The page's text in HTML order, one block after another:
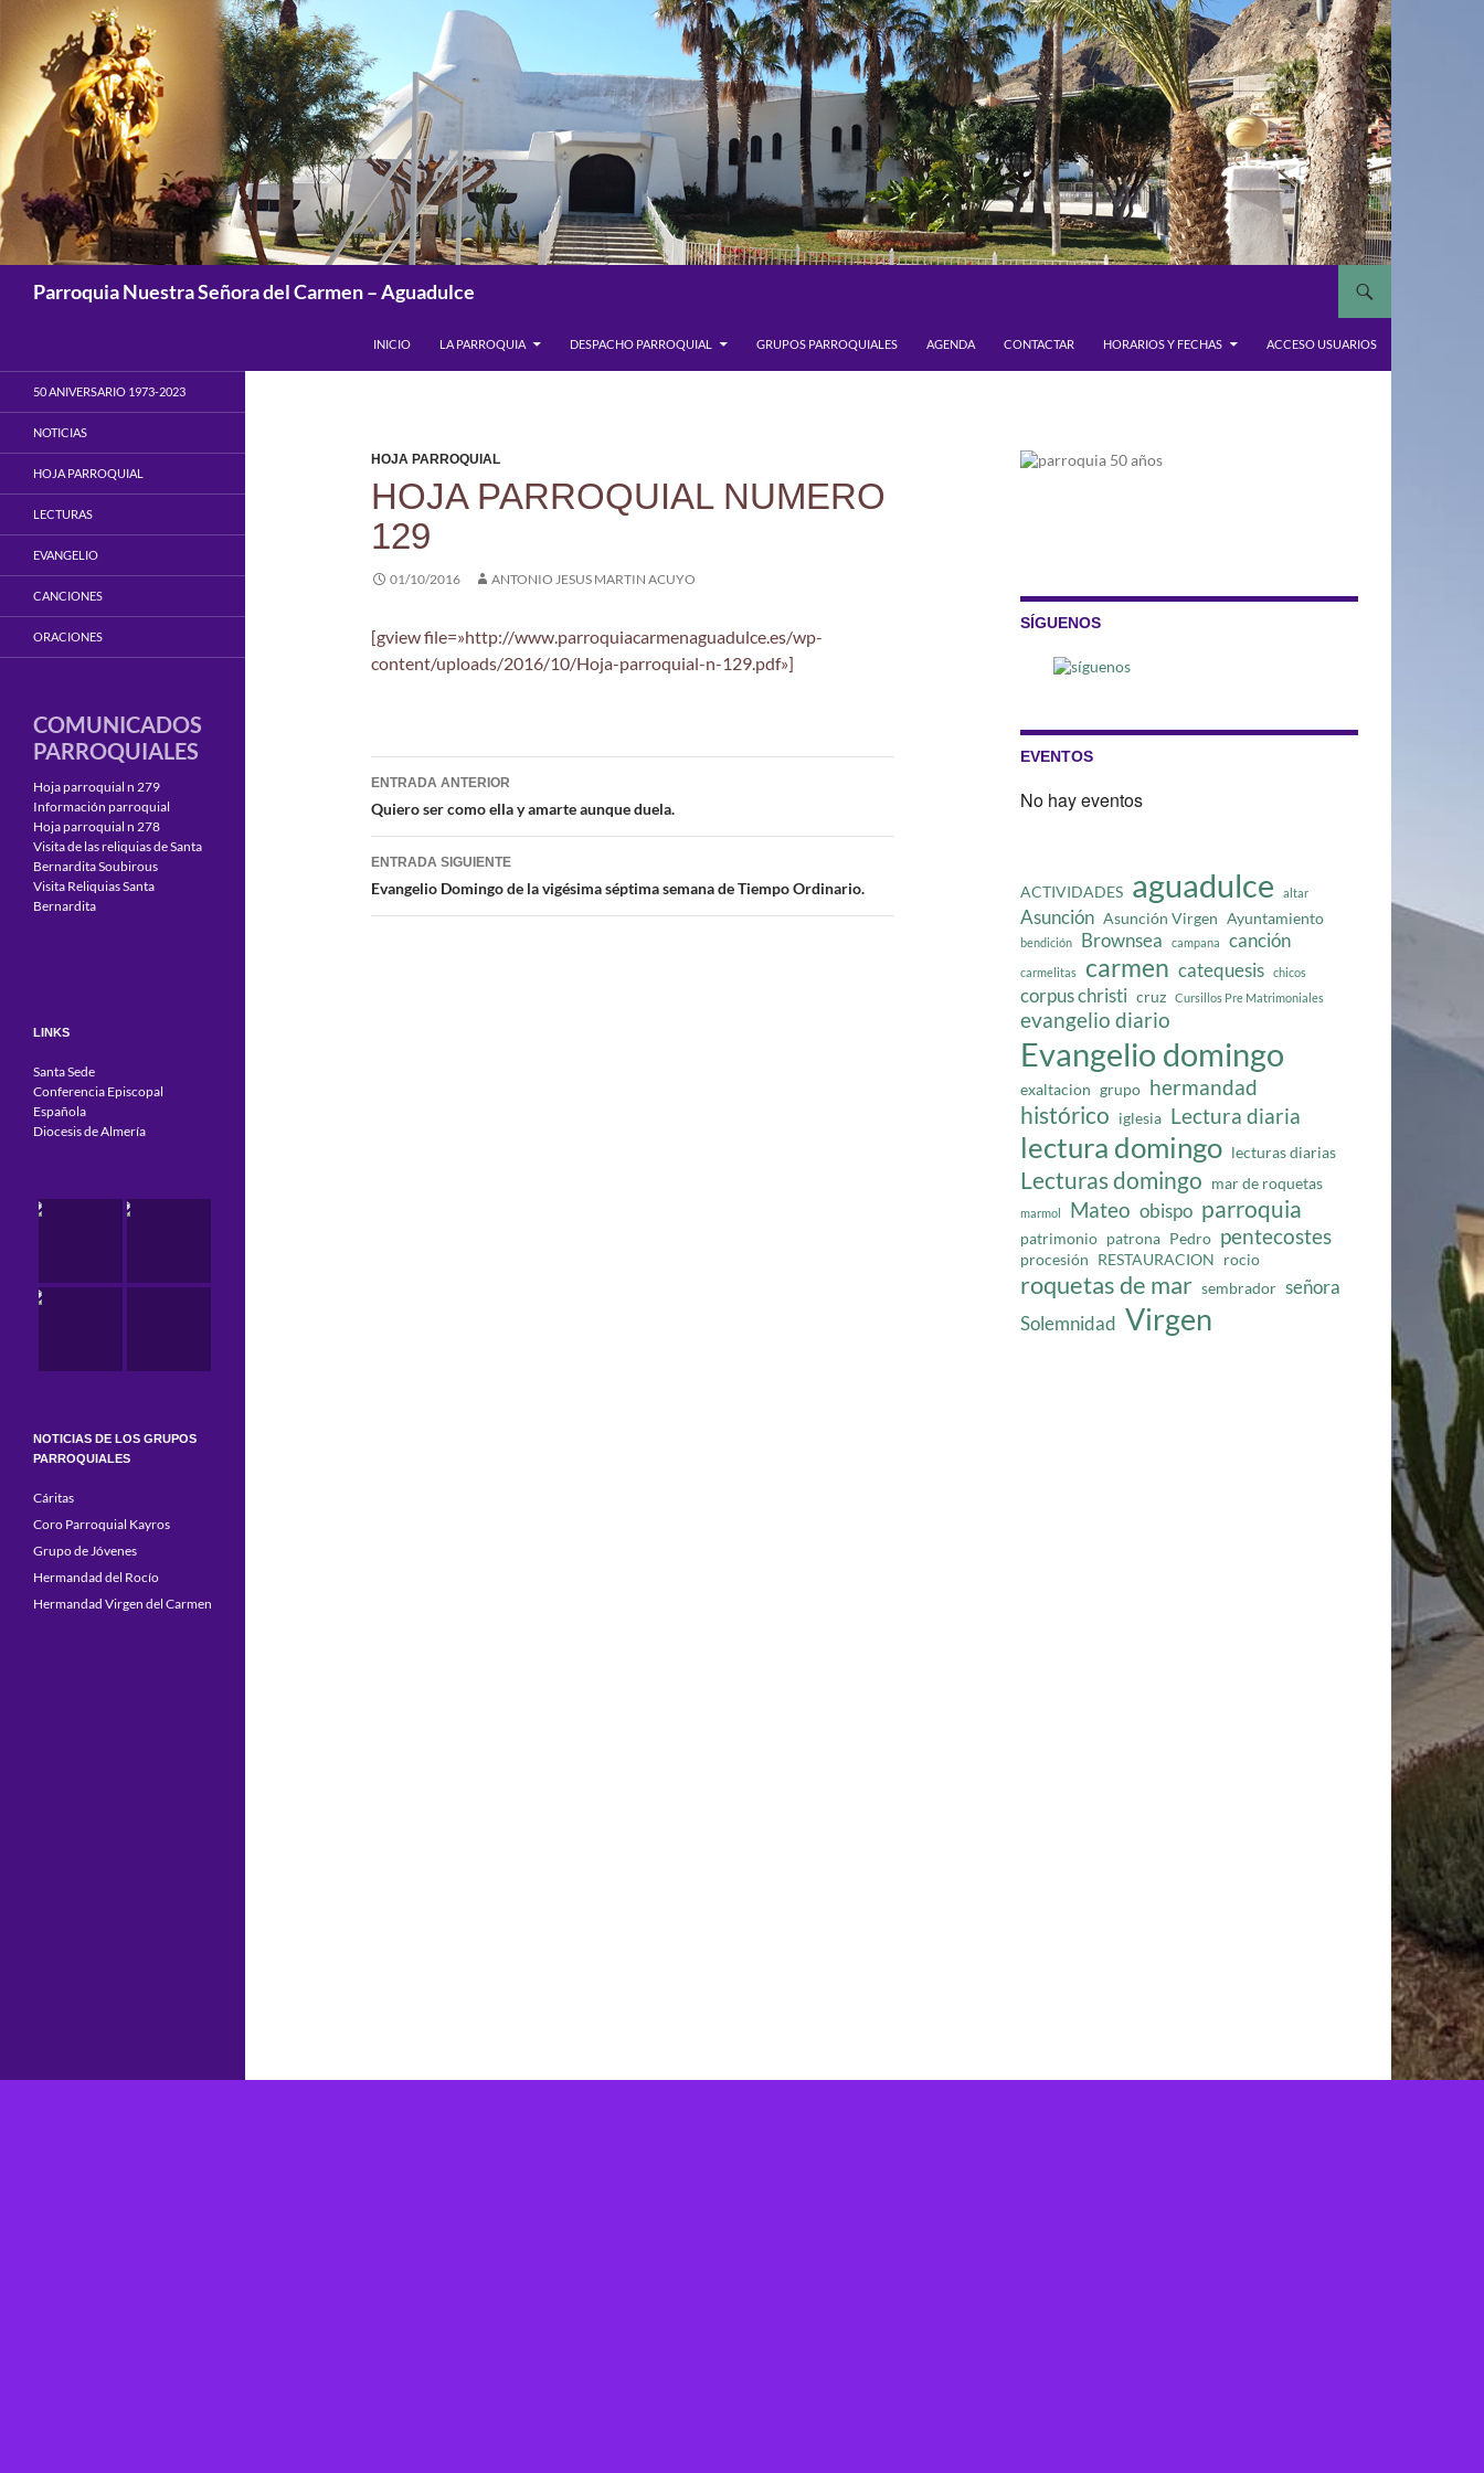
contenido
Parroquia Nuestra Señora del Carmen – Aguadulce
INICIO LA PARROQUIA DESPACHO PARROQUIAL GRUPOS PARROQUIALES AGENDA CONTACTAR HORARIOS Y FECHAS ACCESO USUARIOS
HOJA PARROQUIAL
HOJA PARROQUIAL NUMERO
129
01/10/2016 ANTONIO JESUS MARTIN ACUYO
[gview file=»http://www.parroquiacarmenaguadulce.es/wp-
content/uploads/2016/10/Hoja-parroquial-n-129.pdf»]
Navegación
de
entradas
ENTRADA ANTERIOR
Quiero ser como ella y amarte aunque duela.
ENTRADA SIGUIENTE
Evangelio Domingo de la vigésima séptima semana de Tiempo Ordinario.
SÍGUENOS
EVENTOS
No hay eventos
ACTIVIDADES aguadulce altar
Asunción Asunción Virgen Ayuntamiento
bendición Brownsea campana canción
carmelitas carmen catequesis chicos
corpus christi cruz Cursillos Pre Matrimoniales
evangelio diario
Evangelio domingo
exaltacion grupo hermandad
histórico iglesia Lectura diaria
lectura domingo lecturas diarias
Lecturas domingo mar de roquetas
marmol Mateo obispo parroquia
patrimonio patrona Pedro pentecostes
procesión RESTAURACION rocio
roquetas de mar sembrador señora
Solemnidad Virgen
50 ANIVERSARIO 1973-2023
NOTICIAS
HOJA PARROQUIAL
LECTURAS
EVANGELIO
CANCIONES
ORACIONES
COMUNICADOS
PARROQUIALES
Hoja parroquial n 279
Información parroquial
Hoja parroquial n 278
Visita de las reliquias de Santa
Bernardita Soubirous
Visita Reliquias Santa
Bernardita
LINKS
Santa Sede
Conferencia Episcopal
Española
Diocesis de Almería
NOTICIAS DE LOS GRUPOS
PARROQUIALES
Cáritas
Coro Parroquial Kayros
Grupo de Jóvenes
Hermandad del Rocío
Hermandad Virgen del Carmen